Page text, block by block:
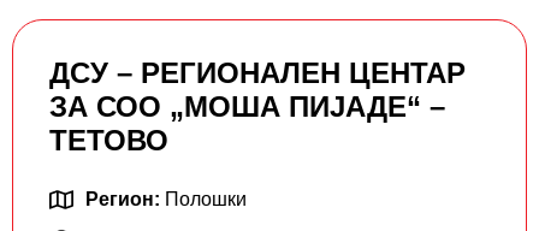
ДСУ – РЕГИОНАЛЕН ЦЕНТАР
ЗА СОО „МОША ПИЈАДЕ“ –
ТЕТОВО
Регион: Полошки